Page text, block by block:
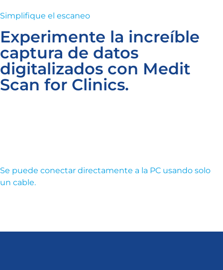
Simplifique el escaneo
Experimente la increíble
captura de datos
digitalizados con Medit
Scan for Clinics.
Se puede conectar directamente a la PC usando solo
un cable.